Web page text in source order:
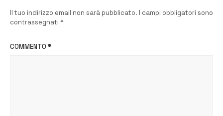
Il tuo indirizzo email non sarà pubblicato. I campi obbligatori sono
contrassegnati *
COMMENTO *